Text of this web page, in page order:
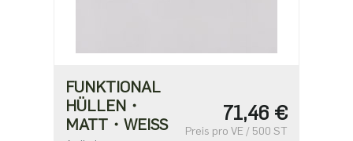
FUNKTIONAL
HÜLLEN・
MATT・WEISS
71,46 €
Preis pro VE / 500 ST